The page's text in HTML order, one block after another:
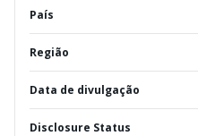
País
Região
Data de divulgação
Disclosure Status